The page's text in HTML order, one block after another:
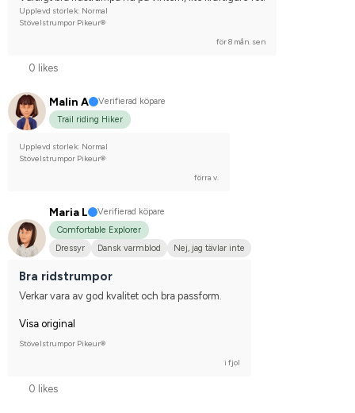
Upplevd storlek: Normal
Stövelstrumpor Pikeur®
för 8 mån. sen
0 likes
Malin A
Verifierad köpare
Trail riding Hiker
Upplevd storlek: Normal
Stövelstrumpor Pikeur®
förra v.
Maria L
Verifierad köpare
Comfortable Explorer
Dressyr
Dansk varmblod Nej, jag tävlar inte
Bra ridstrumpor
Verkar vara av god kvalitet och bra passform.
Visa original
Stövelstrumpor Pikeur®
i fjol
0 likes